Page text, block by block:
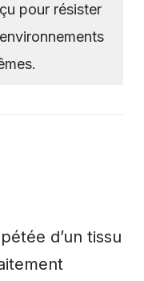
pour résister
d’un tissu